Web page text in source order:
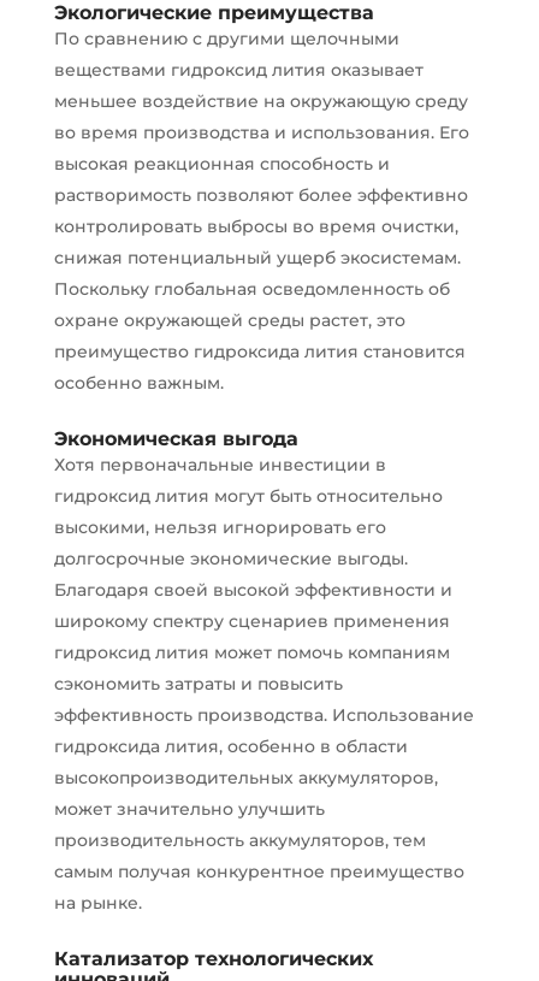
Экологические преимущества
По сравнению с другими щелочными
веществами гидроксид лития оказывает
меньшее воздействие на окружающую среду
во время производства и использования. Его
высокая реакционная способность и
растворимость позволяют более эффективно
контролировать выбросы во время очистки,
снижая потенциальный ущерб экосистемам.
Поскольку глобальная осведомленность об
охране окружающей среды растет, это
преимущество гидроксида лития становится
особенно важным.
Экономическая выгода
Хотя первоначальные инвестиции в
гидроксид лития могут быть относительно
высокими, нельзя игнорировать его
долгосрочные экономические выгоды.
Благодаря своей высокой эффективности и
широкому спектру сценариев применения
гидроксид лития может помочь компаниям
сэкономить затраты и повысить
эффективность производства. Использование
гидроксида лития, особенно в области
высокопроизводительных аккумуляторов,
может значительно улучшить
производительность аккумуляторов, тем
самым получая конкурентное преимущество
на рынке.
Катализатор технологических